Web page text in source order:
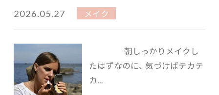
2026.05.27 メイク
朝しっかりメイクし
たはずなのに、 気づけばテカテ
カ...